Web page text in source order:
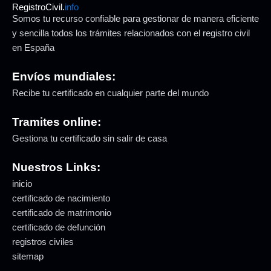
RegistroCivil.info
Somos tu recurso confiable para gestionar de manera eficiente
y sencilla todos los trámites relacionados con el registro civil
en España
Envíos mundiales:
Recibe tu certificado en cualquier parte del mundo
Tramites online:
Gestiona tu certificado sin salir de casa
Nuestros Links:
inicio
certificado de nacimiento
certificado de matrimonio
certificado de defunción
registros civiles
sitemap